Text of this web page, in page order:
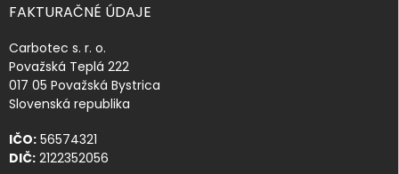
FAKTURAČNÉ ÚDAJE
Carbotec s. r. o.
Považská Teplá 222
017 05 Považská Bystrica
Slovenská republika
IČO: 56574321
DIČ: 2122352056